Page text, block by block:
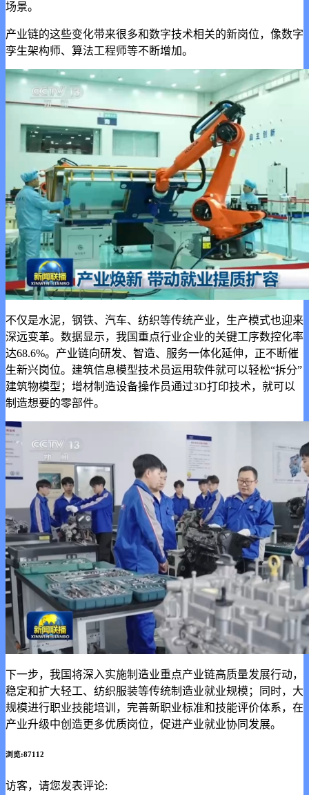
场景。
产业链的这些变化带来很多和数字技术相关的新岗位，像数字
孪生架构师、算法工程师等不断增加。
不仅是水泥，钢铁、汽车、纺织等传统产业，生产模式也迎来
深远变革。数据显示，我国重点行业企业的关键工序数控化率
达68.6%。产业链向研发、智造、服务一体化延伸，正不断催
生新兴岗位。建筑信息模型技术员运用软件就可以轻松“拆分”
建筑物模型；增材制造设备操作员通过3D打印技术，就可以
制造想要的零部件。
下一步，我国将深入实施制造业重点产业链高质量发展行动，
稳定和扩大轻工、纺织服装等传统制造业就业规模；同时，大
规模进行职业技能培训，完善新职业标准和技能评价体系，在
产业升级中创造更多优质岗位，促进产业就业协同发展。
浏览:87112
访客，请您发表评论: